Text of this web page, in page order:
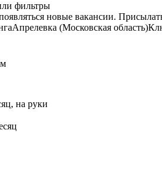
фильтры
новые вакансии.
Апрелевка (Московская область)
на руки